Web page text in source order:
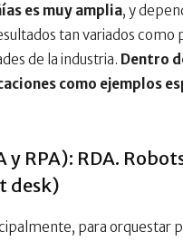
es muy amplia, y
tan variados como
de la industria. Dentro
como ejemplos
y RPA): RDA.
desk)
para orquestar